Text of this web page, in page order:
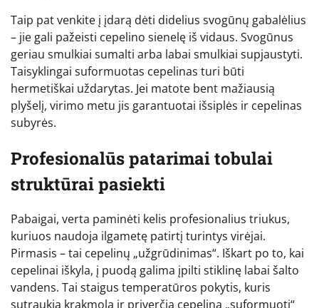
Taip pat venkite į įdarą dėti didelius svogūnų gabalėlius
– jie gali pažeisti cepelino sienelę iš vidaus. Svogūnus
geriau smulkiai sumalti arba labai smulkiai supjaustyti.
Taisyklingai suformuotas cepelinas turi būti
hermetiškai uždarytas. Jei matote bent mažiausią
plyšelį, virimo metu jis garantuotai išsiplės ir cepelinas
subyrės.
Profesionalūs patarimai tobulai
struktūrai pasiekti
Pabaigai, verta paminėti kelis profesionalius triukus,
kuriuos naudoja ilgametę patirtį turintys virėjai.
Pirmasis – tai cepelinų „užgrūdinimas“. Iškart po to, kai
cepelinai iškyla, į puodą galima įpilti stiklinę labai šalto
vandens. Tai staigus temperatūros pokytis, kuris
sutraukia krakmolą ir priverčia cepeliną „suformuoti“